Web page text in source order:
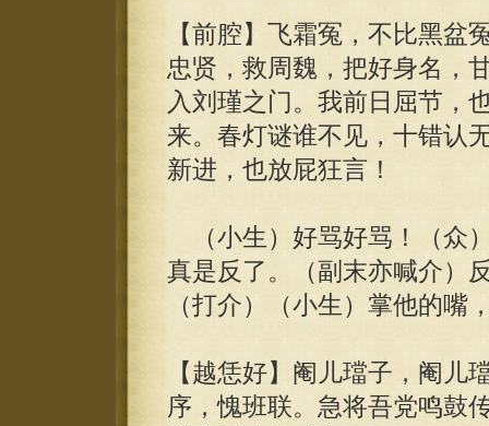
【前腔】飞霜冤，不比黑盆
忠贤，救周魏，把好身名，
入刘瑾之门。我前日屈节，
来。春灯谜谁不见，十错认
新进，也放屁狂言！
（小生）好骂好骂！（众
真是反了。（副末亦喊介）
（打介）（小生）掌他的嘴
【越恁好】阉儿璫子，阉儿
序，愧班联。急将吾党鸣鼓